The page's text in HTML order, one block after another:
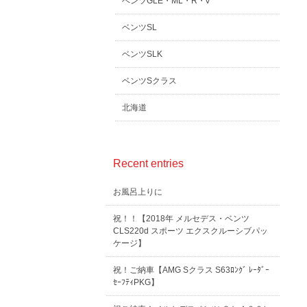
ベンツSL
ベンツSLK
ベンツSクラス
北海道
Recent entries
お風呂上りに
祝！！【2018年 メルセデス・ベンツ
CLS220d スポーツ エクスクルーシブパッ
ケージ】
祝！ご納車【AMG Sクラス S63ﾛﾝｸﾞ ﾚｰﾀﾞｰ
ｾｰﾌﾃｨPKG】